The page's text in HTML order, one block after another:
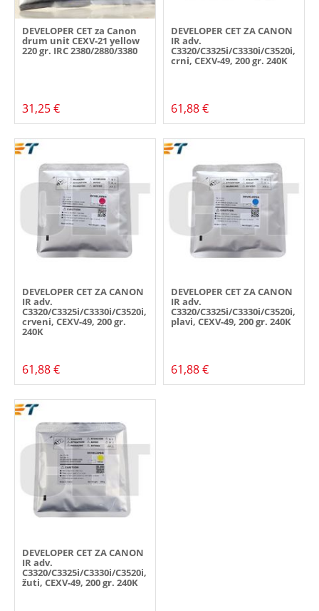
DEVELOPER CET za Canon
drum unit CEXV-21 yellow
220 gr. IRC 2380/2880/3380
31,25 €
DEVELOPER CET ZA CANON
IR adv.
C3320/C3325i/C3330i/C3520i,
crni, CEXV-49, 200 gr. 240K
61,88 €
DEVELOPER CET ZA CANON
IR adv.
C3320/C3325i/C3330i/C3520i,
crveni, CEXV-49, 200 gr.
240K
61,88 €
DEVELOPER CET ZA CANON
IR adv.
C3320/C3325i/C3330i/C3520i,
plavi, CEXV-49, 200 gr. 240K
61,88 €
DEVELOPER CET ZA CANON
IR adv.
C3320/C3325i/C3330i/C3520i,
žuti, CEXV-49, 200 gr. 240K